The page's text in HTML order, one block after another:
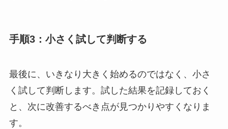
手順3：小さく試して判断する
最後に、いきなり大きく始めるのではなく、小さ
く試して判断します。試した結果を記録しておく
と、次に改善するべき点が見つかりやすくなりま
す。